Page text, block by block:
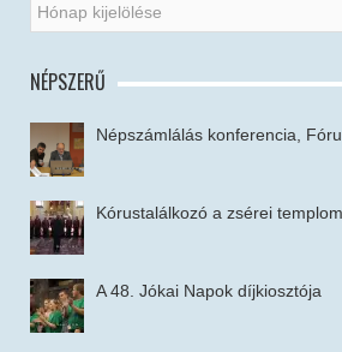
NÉPSZERŰ
Népszámlálás konferencia,
Kórustalálkozó a zsérei
A 48. Jókai Napok díjkiosztója